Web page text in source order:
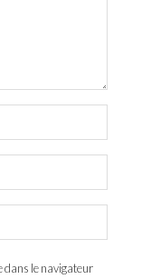
dans le navigateur